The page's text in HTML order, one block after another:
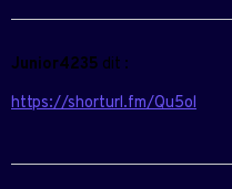
Junior4235 dit :
https://shorturl.fm/Qu5ol